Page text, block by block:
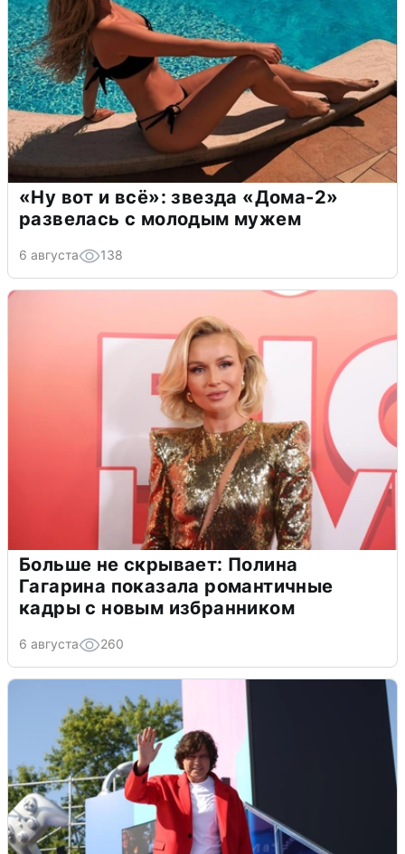
«Ну вот и всё»: звезда «Дома-2»
развелась с молодым мужем
6 августа 138
Больше не скрывает: Полина
Гагарина показала романтичные
кадры с новым избранником
6 августа 260